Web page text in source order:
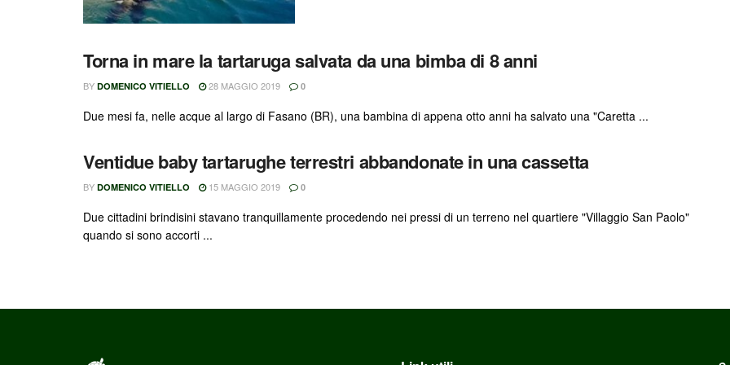
Torna in mare la tartaruga salvata da una bimba di 8 anni
BY DOMENICO VITIELLO 28 MAGGIO 2019 0
Due mesi fa, nelle acque al largo di Fasano (BR), una bambina di appena otto anni ha salvato una "Caretta ...
Ventidue baby tartarughe terrestri abbandonate in una cassetta
BY DOMENICO VITIELLO 15 MAGGIO 2019 0
Due cittadini brindisini stavano tranquillamente procedendo nei pressi di un terreno nel quartiere "Villaggio San Paolo"
quando si sono accorti ...